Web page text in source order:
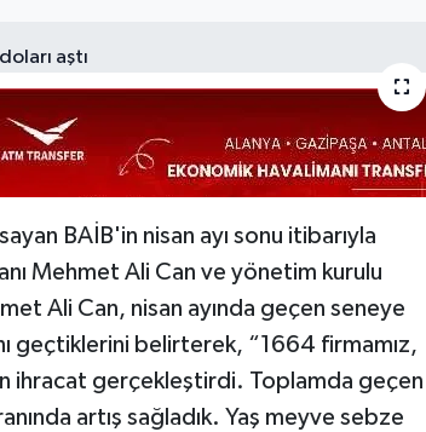
BAİB'in nisan ayı sonu itibarıyla
Mehmet Ali Can ve yönetim kurulu
Ali Can, nisan ayında geçen seneye
geçtiklerini belirterek, “1664 firmamız,
ihracat gerçekleştirdi. Toplamda geçen
artış sağladık. Yaş meyve sebze